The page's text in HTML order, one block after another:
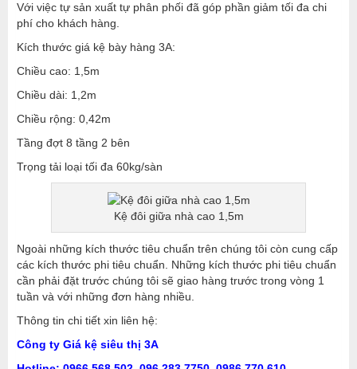
Với việc tự sản xuất tự phân phối đã góp phần giảm tối đa chi
phí cho khách hàng.
Kích thước giá kệ bày hàng 3A:
Chiều cao: 1,5m
Chiều dài: 1,2m
Chiều rộng: 0,42m
Tầng đợt 8 tầng 2 bên
Trọng tải loại tối đa 60kg/sàn
Kệ đôi giữa nhà cao 1,5m
Ngoài những kích thước tiêu chuẩn trên chúng tôi còn cung cấp
các kích thước phi tiêu chuẩn. Những kích thước phi tiêu chuẩn
cần phải đặt trước chúng tôi sẽ giao hàng trước trong vòng 1
tuần và với những đơn hàng nhiều.
Thông tin chi tiết xin liên hệ:
Công ty Giá kệ siêu thị 3A